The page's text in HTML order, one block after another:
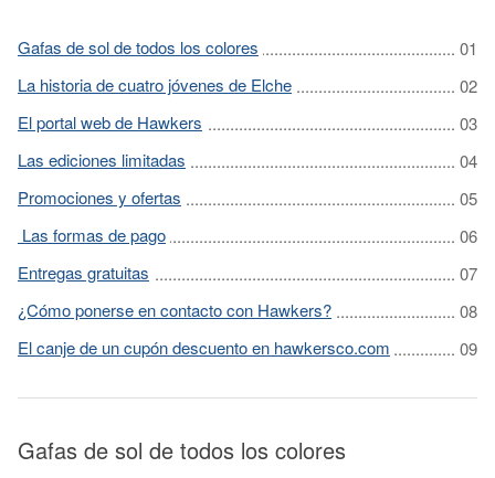
Gafas de sol de todos los colores
La historia de cuatro jóvenes de Elche
El portal web de Hawkers
Las ediciones limitadas
Promociones y ofertas
Las formas de pago
Entregas gratuitas
¿Cómo ponerse en contacto con Hawkers?
El canje de un cupón descuento en hawkersco.com
Gafas de sol de todos los colores